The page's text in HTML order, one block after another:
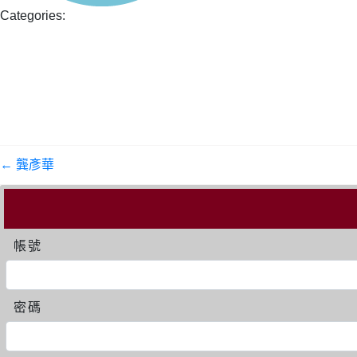
Categories:
← 龔彥華
帳號
密碼